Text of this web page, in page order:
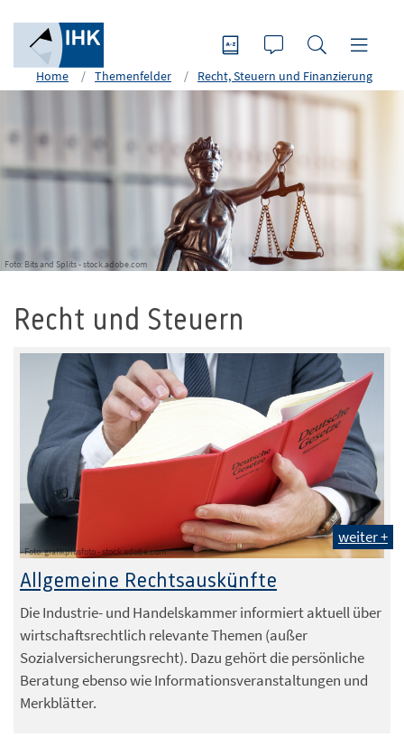
Home Themenfelder Recht, Steuern und Finanzierung
Foto: Bits and Splits - stock.adobe.com
Recht und Steuern
Foto: grafikplusfoto - stock.adobe.com
weiter +
Allgemeine Rechtsauskünfte
Die Industrie- und Handelskammer informiert aktuell über
wirtschaftsrechtlich relevante Themen (außer
Sozialversicherungsrecht). Dazu gehört die persönliche
Beratung ebenso wie Informationsveranstaltungen und
Merkblätter.